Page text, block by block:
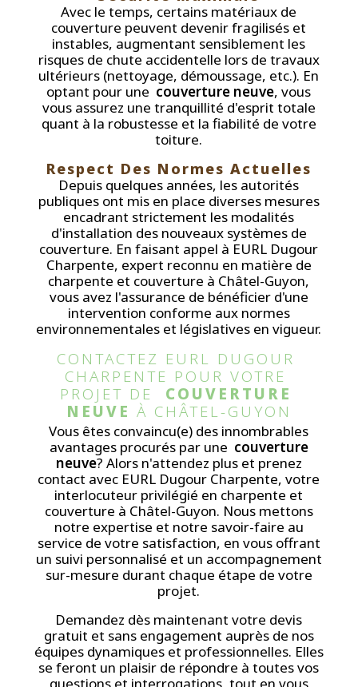
Avec le temps, certains matériaux de
couverture peuvent devenir fragilisés et
instables, augmentant sensiblement les
risques de chute accidentelle lors de travaux
ultérieurs (nettoyage, démoussage, etc.). En
optant pour une couverture neuve, vous
vous assurez une tranquillité d'esprit totale
quant à la robustesse et la fiabilité de votre
toiture.
Respect Des Normes Actuelles
Depuis quelques années, les autorités
publiques ont mis en place diverses mesures
encadrant strictement les modalités
d'installation des nouveaux systèmes de
couverture. En faisant appel à EURL Dugour
Charpente, expert reconnu en matière de
charpente et couverture à Châtel-Guyon,
vous avez l'assurance de bénéficier d'une
intervention conforme aux normes
environnementales et législatives en vigueur.
CONTACTEZ EURL DUGOUR
CHARPENTE POUR VOTRE
PROJET DE COUVERTURE
NEUVE À CHÂTEL-GUYON
Vous êtes convaincu(e) des innombrables
avantages procurés par une couverture
neuve? Alors n'attendez plus et prenez
contact avec EURL Dugour Charpente, votre
interlocuteur privilégié en charpente et
couverture à Châtel-Guyon. Nous mettons
notre expertise et notre savoir-faire au
service de votre satisfaction, en vous offrant
un suivi personnalisé et un accompagnement
sur-mesure durant chaque étape de votre
projet.
Demandez dès maintenant votre devis
gratuit et sans engagement auprès de nos
équipes dynamiques et professionnelles. Elles
se feront un plaisir de répondre à toutes vos
questions et interrogations, tout en vous